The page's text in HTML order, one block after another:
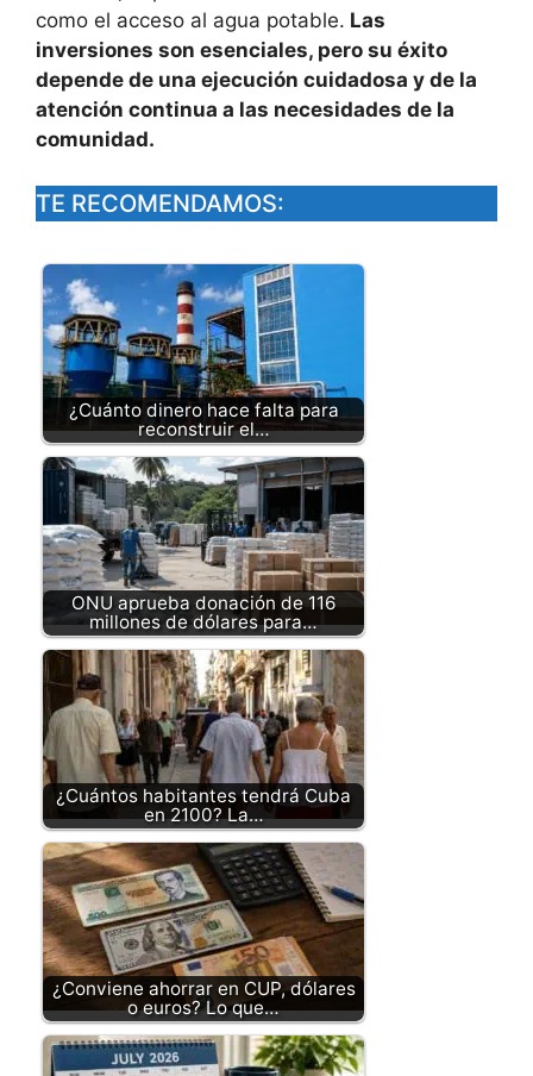
como el acceso al agua potable. Las
inversiones son esenciales, pero su éxito
depende de una ejecución cuidadosa y de la
atención continua a las necesidades de la
comunidad.
TE RECOMENDAMOS:
¿Cuánto dinero hace falta para
reconstruir el…
ONU aprueba donación de 116
millones de dólares para…
¿Cuántos habitantes tendrá Cuba
en 2100? La…
¿Conviene ahorrar en CUP, dólares
o euros? Lo que…